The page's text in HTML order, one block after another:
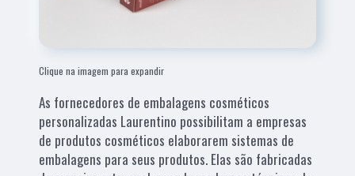
Clique na imagem para expandir
As fornecedores de embalagens cosméticos
personalizadas Laurentino possibilitam a empresas
de produtos cosméticos elaborarem sistemas de
embalagens para seus produtos. Elas são fabricadas